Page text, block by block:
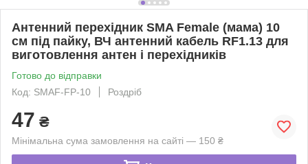
Антенний перехідник SMA Female (мама) 10
см під пайку, ВЧ антенний кабель RF1.13 для
виготовлення антен і перехідників
Готово до відправки
Код: SMAF-FP-10
Роздріб
47 ₴
Мінімальна сума замовлення на сайті — 150 ₴